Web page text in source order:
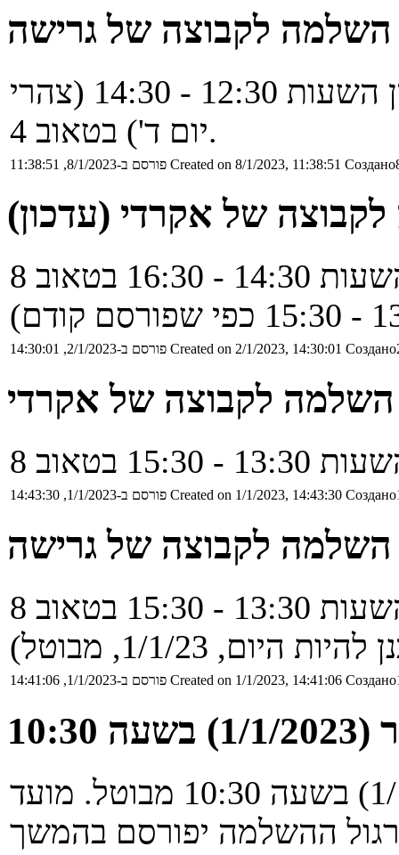
השלמה לקבוצה של גרישה
התרגול יתקיים ביום ד' 11/1/23 בין השעות 12:30 - 14:30 (צהרי
יום ד') בטאוב 4.
פורסם ב-8/1/2023, 11:38:51 Created on 8/1/2023, 11:38:51
של אקרדי (עדכון)
פורסם ב-2/1/2023, 14:30:01 Created on 2/1/2023, 14:30:01
השלמה לקבוצה של אקרדי
פורסם ב-1/1/2023, 14:43:30 Created on 1/1/2023, 14:43:30
השלמה לקבוצה של גרישה
פורסם ב-1/1/2023, 14:41:06 Created on 1/1/2023, 14:41:06
תרגול של ארקדי מחר (1/1/2023) בשעה 10:30 מבוטל. מועד